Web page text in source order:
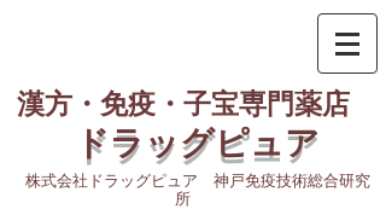
漢方・免疫・子宝専門薬店
ドラッグピュア
株式会社ドラッグピュア 神戸免疫技術総合研究
所